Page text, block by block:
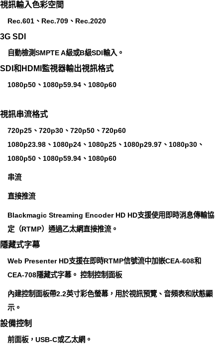
視訊輸入色彩空間
Rec.601、Rec.709、Rec.2020
3G SDI
自動檢測SMPTE A級或B級SDI輸入。
SDI和HDMI監視器輸出視訊格式
1080p50、1080p59.94、1080p60
視訊串流格式
720p25、720p30、720p50、720p60
1080p23.98、1080p24、1080p25、1080p29.97、1080p30、
1080p50、1080p59.94、1080p60
串流
直接推流
Blackmagic Streaming Encoder HD HD支援使用即時消息傳輸協
定（RTMP）通過乙太網直接推流。
隱藏式字幕
Web Presenter HD支援在即時RTMP信號流中加嵌CEA-608和
CEA-708隱藏式字幕。 控制控制面板
內建控制面板帶2.2英寸彩色螢幕，用於視訊預覽、音頻表和狀態顯
示。
設備控制
前面板，USB-C或乙太網。